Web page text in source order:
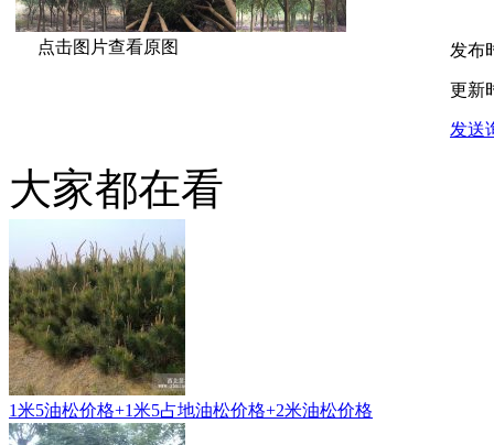
点击图片查看原图 发布
更新
发送
大家都在看
1米5油松价格+1米5占地油松价格+2米油松价格